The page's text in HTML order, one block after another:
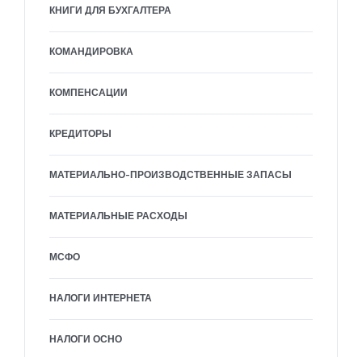
КНИГИ ДЛЯ БУХГАЛТЕРА
КОМАНДИРОВКА
КОМПЕНСАЦИИ
КРЕДИТОРЫ
МАТЕРИАЛЬНО-ПРОИЗВОДСТВЕННЫЕ ЗАПАСЫ
МАТЕРИАЛЬНЫЕ РАСХОДЫ
МСФО
НАЛОГИ ИНТЕРНЕТА
НАЛОГИ ОСНО